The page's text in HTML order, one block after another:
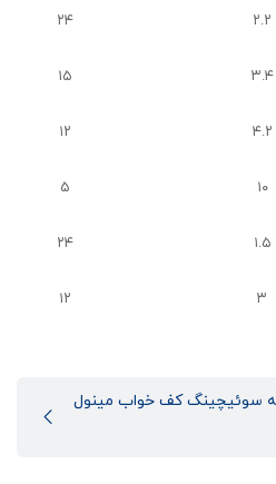
۲.۲ ۲۴
۳.۴ ۱۵
۴.۲ ۱۲
۱۰ ۵
۱.۵ ۲۴
۳ ۱۲
سوئیچینگ کف خواب مینول